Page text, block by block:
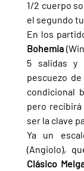
1/2 cuerpo
el segundo
En los
Bohemia
5 salidas y
pescuezo de
condicional
pero
ser la clave
Ya un
Clásico